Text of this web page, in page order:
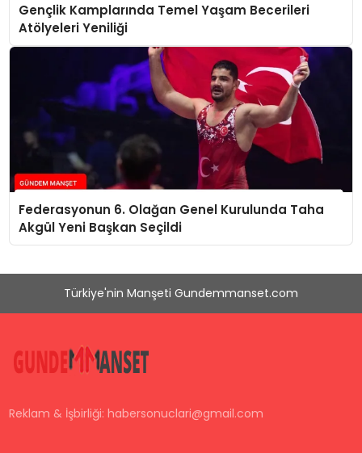
Gençlik Kamplarında Temel Yaşam Becerileri
Atölyeleri Yeniliği
Federasyonun 6. Olağan Genel Kurulunda Taha
Akgül Yeni Başkan Seçildi
Türkiye'nin Manşeti Gundemmanset.com
Reklam & İşbirliği:habersonuclari@gmail.com